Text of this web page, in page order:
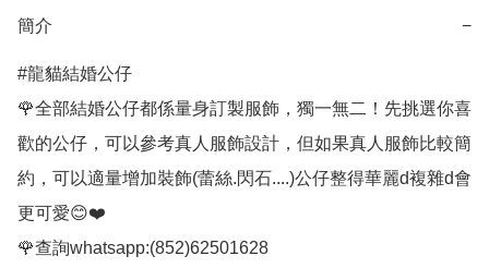
簡介 −
#龍貓結婚公仔
🌹全部結婚公仔都係量身訂製服飾，獨一無二！先挑選你喜
歡的公仔，可以參考真人服飾設計，但如果真人服飾比較簡
約，可以適量增加裝飾(蕾絲.閃石....)公仔整得華麗d複雜d會
更可愛😊❤️
🌹查詢whatsapp:(852)62501628